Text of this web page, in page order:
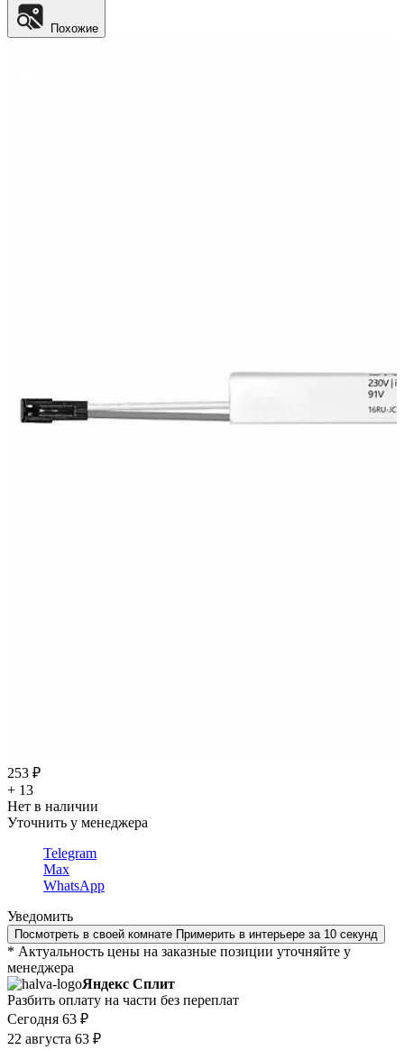
Похожие
253 ₽
+ 13
Нет в наличии
Уточнить у менеджера
Telegram
Max
WhatsApp
Уведомить
Посмотреть в своей комнате Примерить в интерьере за 10 секунд
* Актуальность цены на заказные позиции уточняйте у
менеджера
Яндекс Сплит
Разбить оплату на части без переплат
Сегодня 63 ₽
22 августа 63 ₽